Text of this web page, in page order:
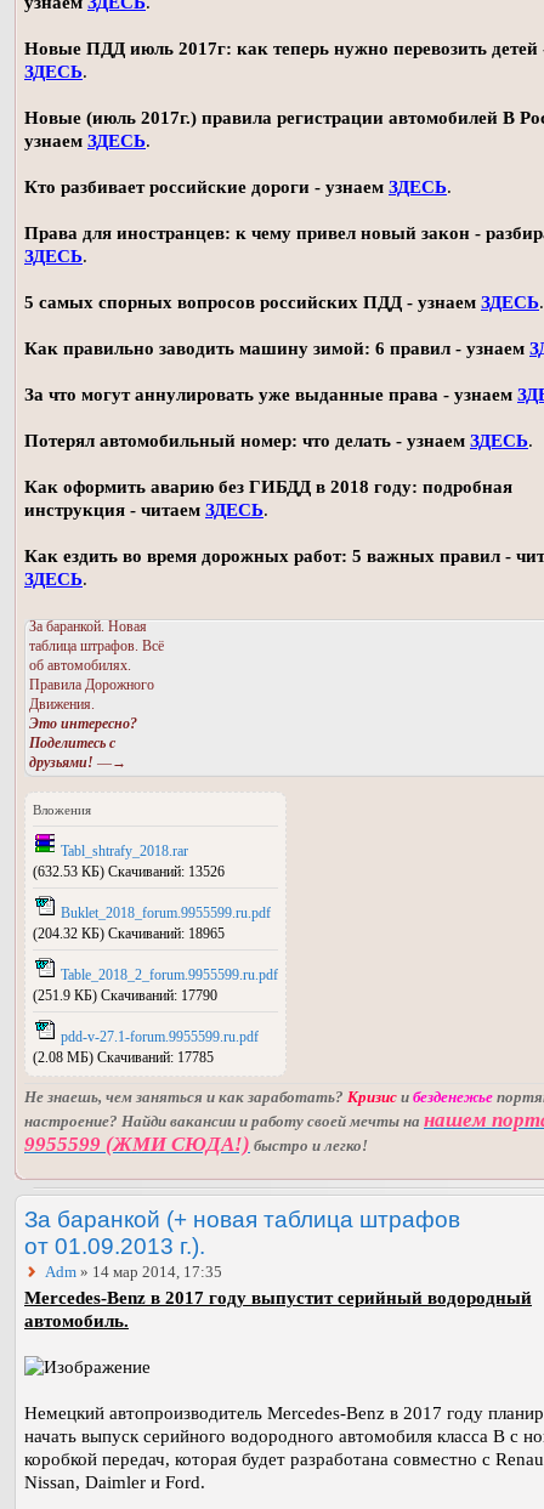
Новые ПДД июль 2017г: как теперь нужно перевозить детей
ЗДЕСЬ.
Новые (июль 2017г.) правила регистрации автомобилей В
узнаем ЗДЕСЬ.
Кто разбивает российские дороги - узнаем ЗДЕСЬ.
Права для иностранцев: к чему привел новый закон -
ЗДЕСЬ.
5 самых спорных вопросов российских ПДД - узнаем ЗДЕСЬ.
Как правильно заводить машину зимой: 6 правил - узнаем
За что могут аннулировать уже выданные права - узнаем
Потерял автомобильный номер: что делать - узнаем ЗДЕСЬ.
Как оформить аварию без ГИБДД в 2018 году: подробная
инструкция - читаем ЗДЕСЬ.
Как ездить во время дорожных работ: 5 важных правил -
ЗДЕСЬ.
За баранкой. Новая
таблица штрафов. Всё
об автомобилях.
Правила Дорожного
Движения.
Это интересно?
Поделитесь с
друзьями! —→
Вложения
Tabl_shtrafy_2018.rar
(632.53 КБ) Скачиваний: 13526
Buklet_2018_forum.9955599.ru.pdf
(204.32 КБ) Скачиваний: 18965
Table_2018_2_forum.9955599.ru.pdf
(251.9 КБ) Скачиваний: 17790
pdd-v-27.1-forum.9955599.ru.pdf
(2.08 МБ) Скачиваний: 17785
Не знаешь, чем заняться и как заработать? Кризис и безденежье
настроение? Найди вакансии и работу своей мечты на нашем
9955599 (ЖМИ СЮДА!) быстро и легко!
За баранкой (+ новая таблица штрафов
от 01.09.2013 г.).
Adm » 14 мар 2014, 17:35
Mercedes-Benz в 2017 году выпустит серийный водородный
автомобиль.
Немецкий автопроизводитель Mercedes-Benz в 2017 году
начать выпуск серийного водородного автомобиля класса B с
коробкой передач, которая будет разработана совместно с
Nissan, Daimler и Ford.